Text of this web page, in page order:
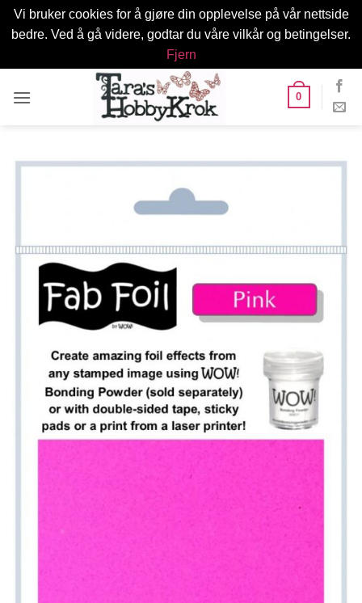
Vi bruker cookies for å gjøre din opplevelse på vår nettside
bedre. Ved å gå videre, godtar du våre vilkår og betingelser.
Fjern
0